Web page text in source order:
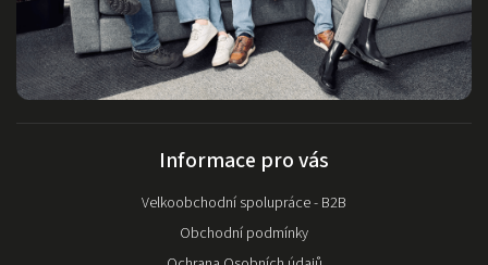
Informace pro vás
Velkoobchodní spolupráce - B2B
Obchodní podmínky